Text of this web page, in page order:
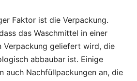
Faktor ist die Verpackung.
das Waschmittel in einer
Verpackung geliefert wird, die
abbaubar ist. Einige
auch Nachfüllpackungen an, die